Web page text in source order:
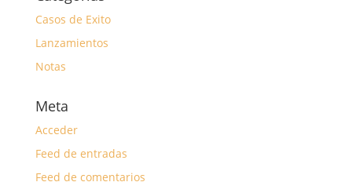
Casos de Exito
Lanzamientos
Notas
Meta
Acceder
Feed de entradas
Feed de comentarios